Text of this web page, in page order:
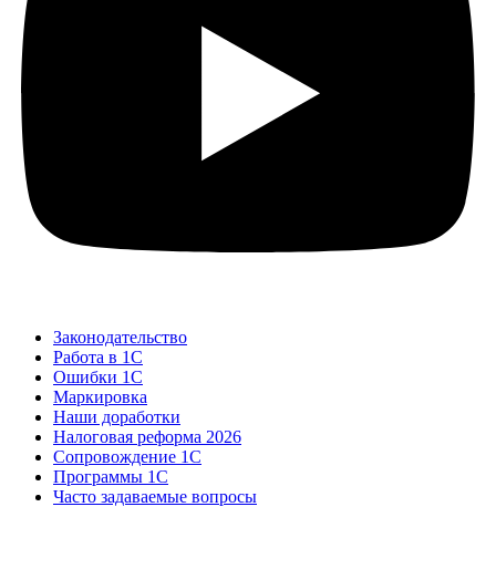
Законодательство
Работа в 1С
Ошибки 1С
Маркировка
Наши доработки
Налоговая реформа 2026
Сопровождение 1С
Программы 1С
Часто задаваемые вопросы